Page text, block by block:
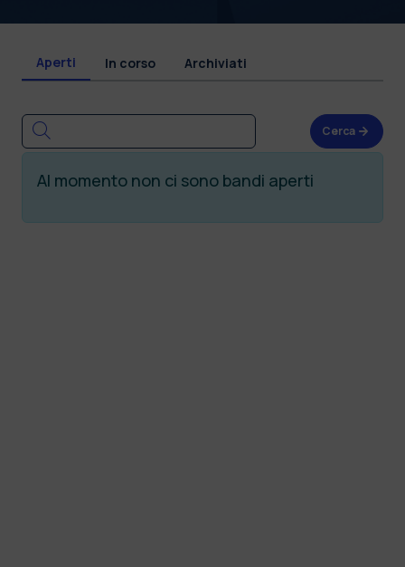
Aperti In corso Archiviati
Cerca
Al momento non ci sono bandi aperti